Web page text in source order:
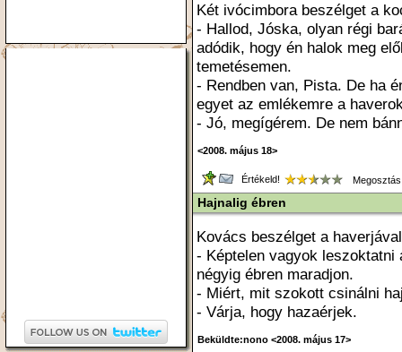
Két ivócimbora beszélget a
- Hallod, Jóska, olyan régi
adódik, hogy én halok meg
temetésemen.
- Rendben van, Pista. De ha
egyet az emlékemre a
- Jó, megígérem. De nem
<2008. május 18>
Értékeld!
Hajnalig ébren
Kovács beszélget a
- Képtelen vagyok leszoktatni
négyig ébren maradjon.
- Miért, mit szokott csinálni
- Várja, hogy hazaérjek.
Beküldte:nono <2008. május 17>